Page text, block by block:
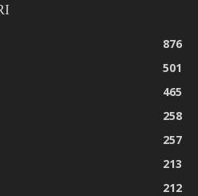
876
501
465
258
257
213
212